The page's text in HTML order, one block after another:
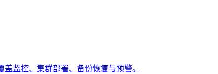
监控、集群部署、备份恢复与预警。